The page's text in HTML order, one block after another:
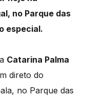
no Parque das
especial.
Catarina Palma
direto do
no Parque das